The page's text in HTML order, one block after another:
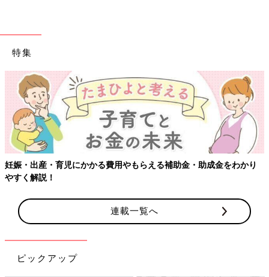
特集
妊娠・出産・育児にかかる費用やもらえる補助金・助成金をわかり
やすく解説！
連載一覧へ
ピックアップ